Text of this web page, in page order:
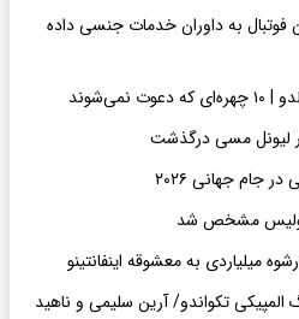
به داوران خدمات جنسی داده
لیونل مسی درگذشت
جام جهانی ۲۰۲۶
مشخص شد
میلیاردی به معشوقه اینفانتینو
المپیکی تکواندو/ آرین سلیمی و ناهید